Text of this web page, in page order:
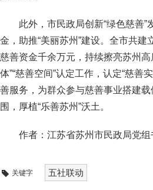
此外，市民政局创新“绿色慈善
金，助推“美丽苏州”建设。全市共
慈善资金千余万元，持续擦亮苏州
体”“慈善空间”认定工作，认定“慈善
善服务，为群众参与慈善事业搭建
围，厚植“乐善苏州”沃土。
作者：江苏省苏州市民政局党
关键字 五社联动